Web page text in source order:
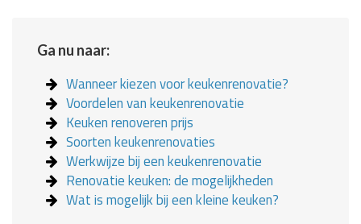
Ga nu naar:
Wanneer kiezen voor keukenrenovatie?
Voordelen van keukenrenovatie
Keuken renoveren prijs
Soorten keukenrenovaties
Werkwijze bij een keukenrenovatie
Renovatie keuken: de mogelijkheden
Wat is mogelijk bij een kleine keuken?